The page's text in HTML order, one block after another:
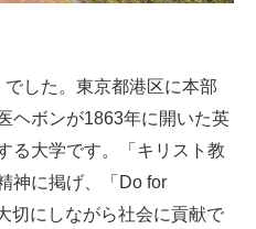
した。東京都港区に本部
ヘボンが1863年に開いた英
る大学です。「キリスト教
神に掲げ、「Do for
切にしながら社会に貢献で